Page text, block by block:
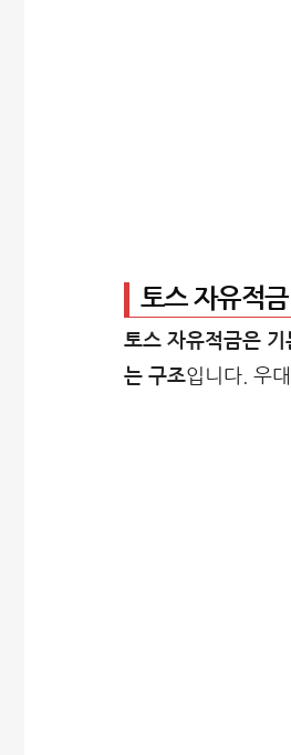
토스 자유적금
토스 자유적금은
는 구조입니다. 우